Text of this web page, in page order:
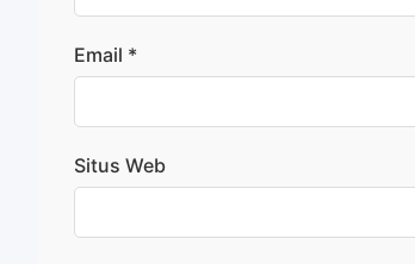
Email *
Situs Web